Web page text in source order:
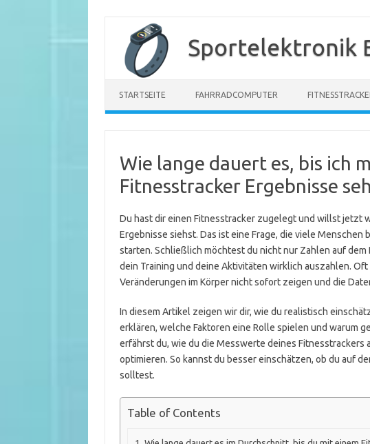
springen
Sportelektronik
STARTSEITE FAHRRADCOMPUTER
Wie lange dauert es, bis ich
Fitnesstracker Ergebnisse
Du hast dir einen Fitnesstracker zugelegt und willst jetzt
Ergebnisse siehst. Das ist eine Frage, die viele Menschen
starten. Schließlich möchtest du nicht nur Zahlen auf dem
dein Training und deine Aktivitäten wirklich auszahlen.
Veränderungen im Körper nicht sofort zeigen und die
In diesem Artikel zeigen wir dir, wie du realistisch
erklären, welche Faktoren eine Rolle spielen und warum
erfährst du, wie du die Messwerte deines Fitnesstrackers
optimieren. So kannst du besser einschätzen, ob du auf
solltest.
Table of Contents